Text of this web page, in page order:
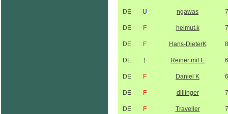
DE U ngawas
DE F helmut.k
DE F Hans-DieterK
DE † Reiner mit E
DE F Daniel K
DE F dillinger
DE F Traveller